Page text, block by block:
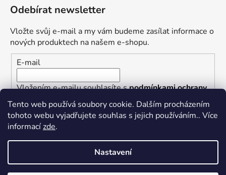
Tento web používá soubory cookie. Dalším procházením
tohoto webu vyjadřujete souhlas s jejich používáním.. Více
informacízde.
Nastavení
Odebírat newsletter
Vložte svůj e-mail a my vám budeme zasílat informace o
nových produktech na našem e-shopu.
E-mail
Vložením e-mailu souhlasíte spodmínkami ochrany
osobních údajů
PŘIHLÁSIT SE